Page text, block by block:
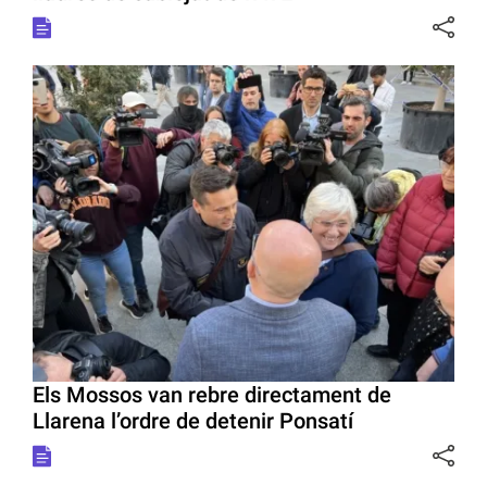
Els Mossos van rebre directament de
Llarena l’ordre de detenir Ponsatí